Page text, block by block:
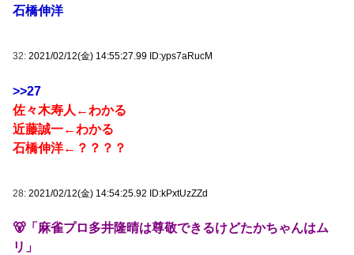
石橋伸洋
32: 2021/02/12(金) 14:55:27.99 ID:yps7aRucM
>>27
佐々木寿人←わかる
近藤誠一←わかる
石橋伸洋←？？？？
28: 2021/02/12(金) 14:54:25.92 ID:kPxtUzZZd
🐻「麻雀プロ多井隆晴は尊敬できるけどたかちゃんはム
リ」